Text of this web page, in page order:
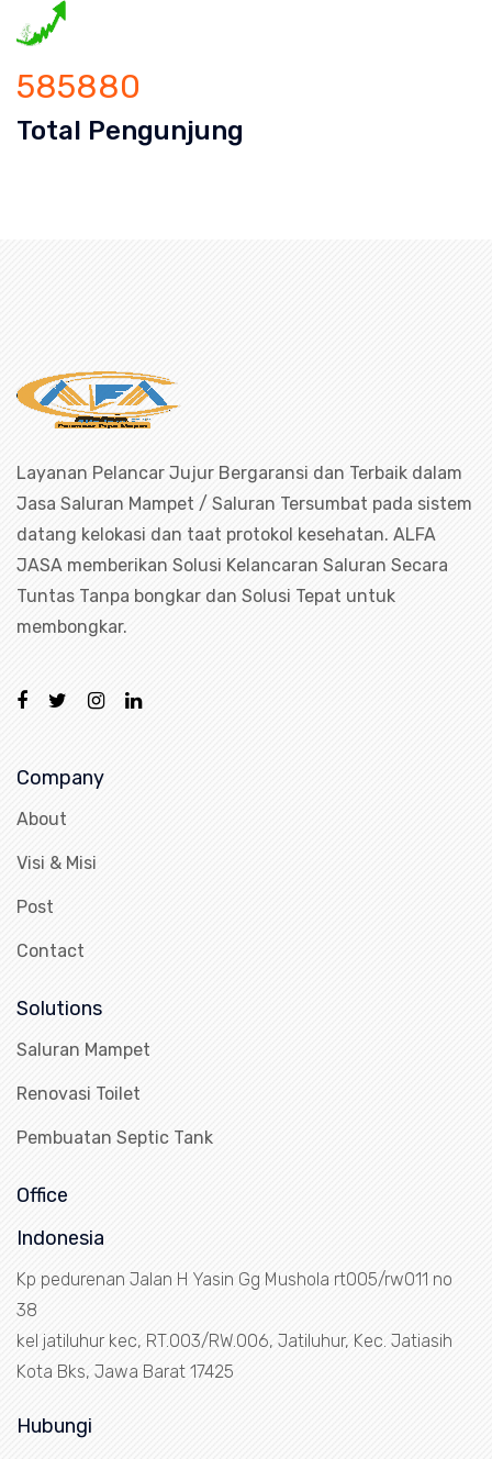
585880
Total Pengunjung
Layanan Pelancar Jujur Bergaransi dan Terbaik dalam
Jasa Saluran Mampet / Saluran Tersumbat pada sistem
datang kelokasi dan taat protokol kesehatan. ALFA
JASA memberikan Solusi Kelancaran Saluran Secara
Tuntas Tanpa bongkar dan Solusi Tepat untuk
membongkar.
Company
About
Visi & Misi
Post
Contact
Solutions
Saluran Mampet
Renovasi Toilet
Pembuatan Septic Tank
Office
Indonesia
Kp pedurenan Jalan H Yasin Gg Mushola rt005/rw011 no
38
kel jatiluhur kec, RT.003/RW.006, Jatiluhur, Kec. Jatiasih
Kota Bks, Jawa Barat 17425
Hubungi